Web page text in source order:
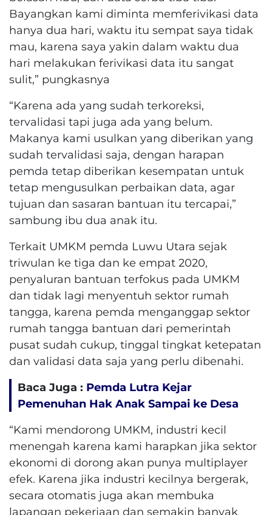
Bayangkan kami diminta memferivikasi data
hanya dua hari, waktu itu sempat saya tidak
mau, karena saya yakin dalam waktu dua
hari melakukan ferivikasi data itu sangat
sulit,” pungkasnya
“Karena ada yang sudah terkoreksi,
tervalidasi tapi juga ada yang belum.
Makanya kami usulkan yang diberikan yang
sudah tervalidasi saja, dengan harapan
pemda tetap diberikan kesempatan untuk
tetap mengusulkan perbaikan data, agar
tujuan dan sasaran bantuan itu tercapai,”
sambung ibu dua anak itu.
Terkait UMKM pemda Luwu Utara sejak
triwulan ke tiga dan ke empat 2020,
penyaluran bantuan terfokus pada UMKM
dan tidak lagi menyentuh sektor rumah
tangga, karena pemda menganggap sektor
rumah tangga bantuan dari pemerintah
pusat sudah cukup, tinggal tingkat ketepatan
dan validasi data saja yang perlu dibenahi.
Baca Juga : Pemda Lutra Kejar
Pemenuhan Hak Anak Sampai ke Desa
“Kami mendorong UMKM, industri kecil
menengah karena kami harapkan jika sektor
ekonomi di dorong akan punya multiplayer
efek. Karena jika industri kecilnya bergerak,
secara otomatis juga akan membuka
lapangan pekerjaan dan semakin banyak